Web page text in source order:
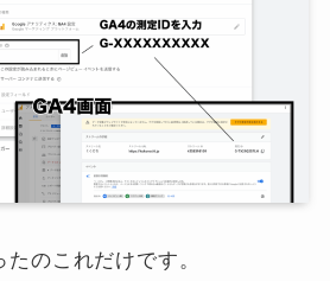
のこれだけです。